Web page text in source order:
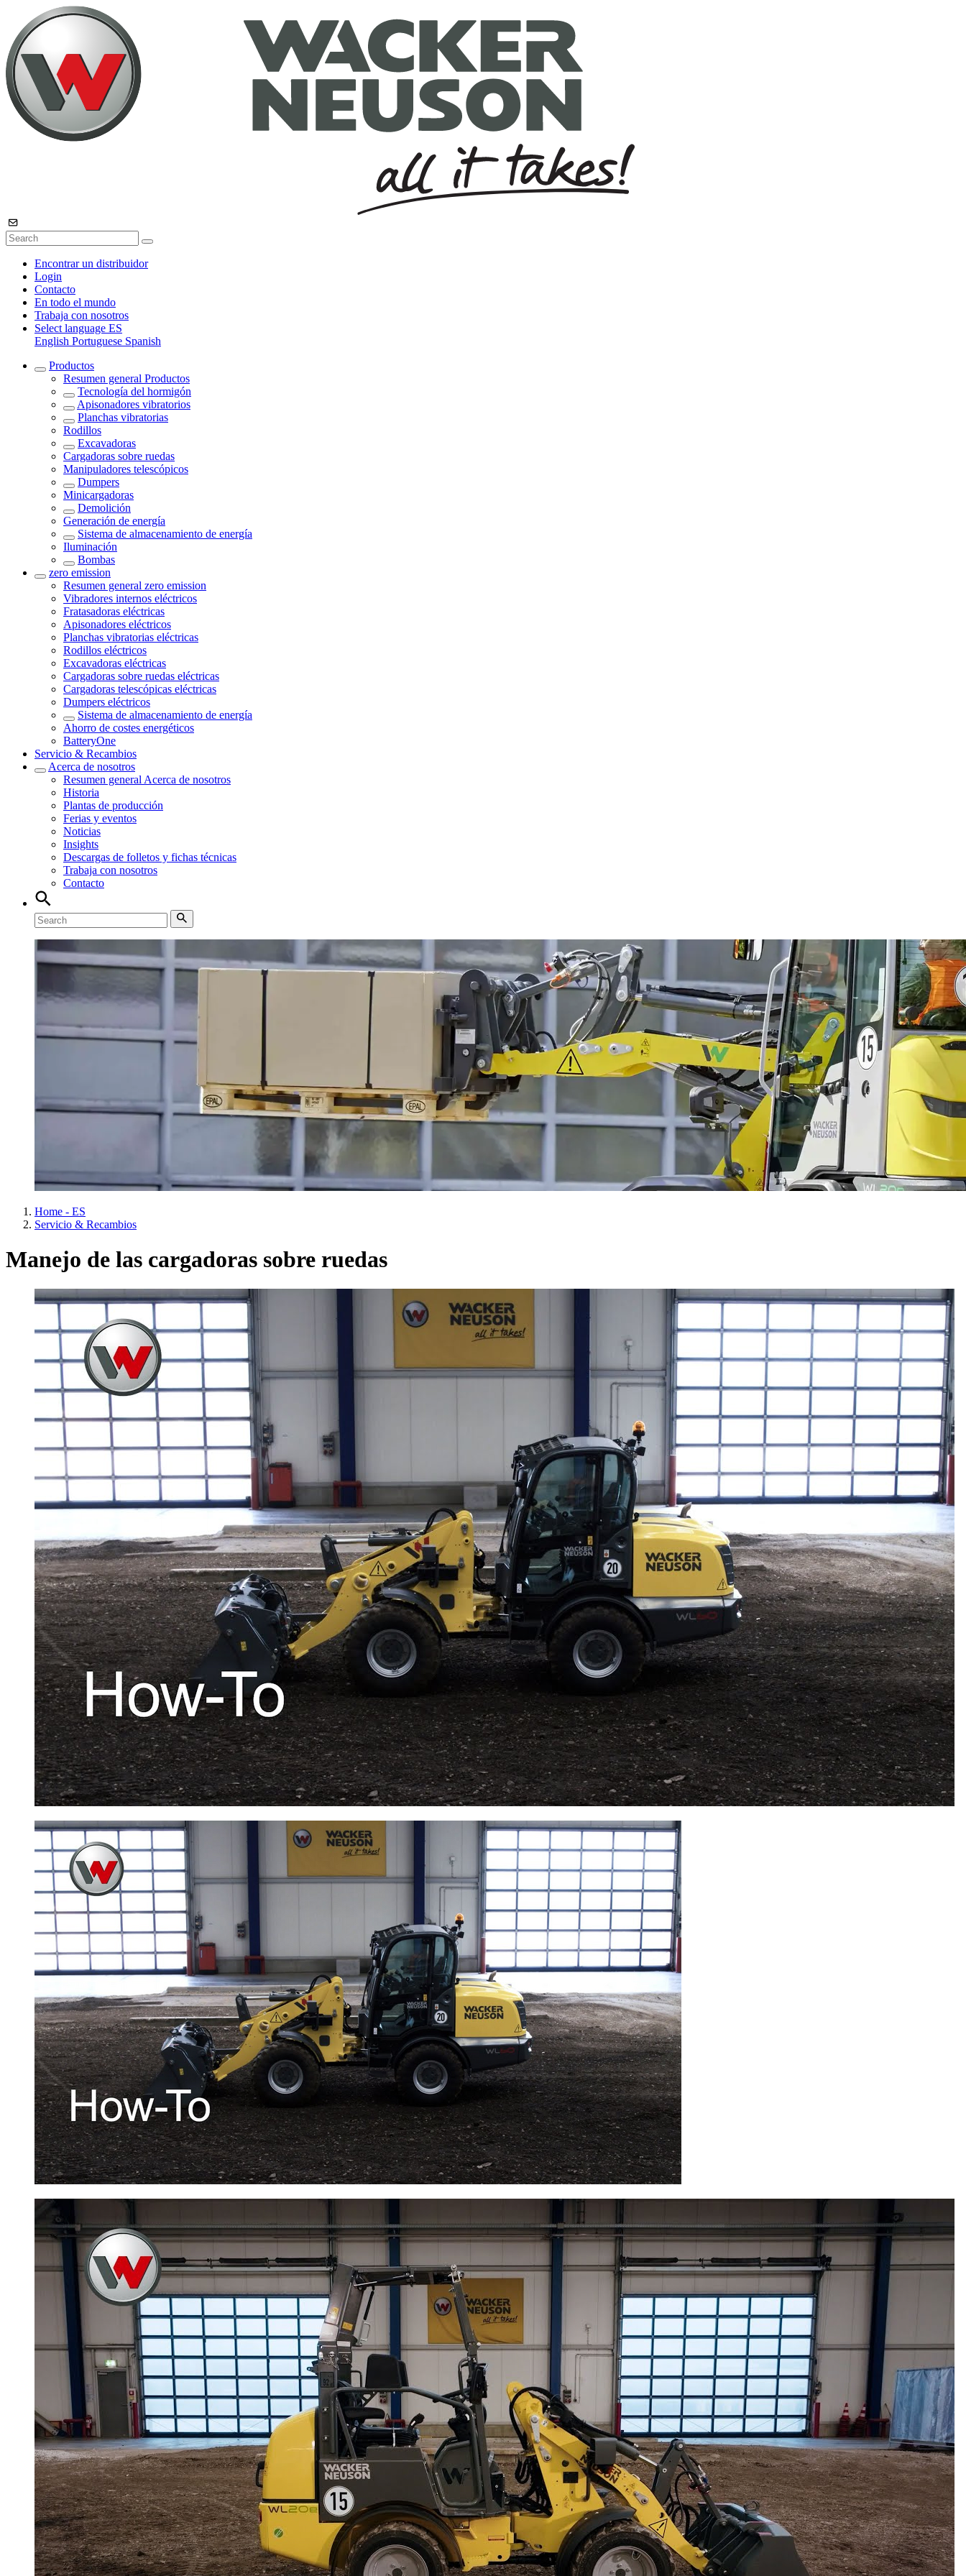
Encontrar un distribuidor
Login
Contacto
En todo el mundo
Trabaja con nosotros
Select language ES
English Portuguese Spanish
Productos
Resumen general Productos
Tecnología del hormigón
Apisonadores vibratorios
Planchas vibratorias
Rodillos
Excavadoras
Cargadoras sobre ruedas
Manipuladores telescópicos
Dumpers
Minicargadoras
Demolición
Generación de energía
Sistema de almacenamiento de energía
Iluminación
Bombas
zero emission
Resumen general zero emission
Vibradores internos eléctricos
Fratasadoras eléctricas
Apisonadores eléctricos
Planchas vibratorias eléctricas
Rodillos eléctricos
Excavadoras eléctricas
Cargadoras sobre ruedas eléctricas
Cargadoras telescópicas eléctricas
Dumpers eléctricos
Sistema de almacenamiento de energía
Ahorro de costes energéticos
BatteryOne
Servicio & Recambios
Acerca de nosotros
Resumen general Acerca de nosotros
Historia
Plantas de producción
Ferias y eventos
Noticias
Insights
Descargas de folletos y fichas técnicas
Trabaja con nosotros
Contacto
Home - ES
Servicio & Recambios
Manejo de las cargadoras sobre ruedas